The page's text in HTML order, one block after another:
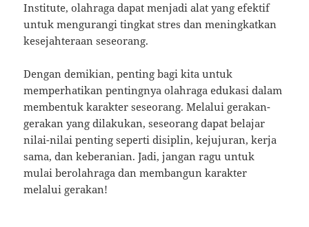
Institute, olahraga dapat menjadi alat yang efektif
untuk mengurangi tingkat stres dan meningkatkan
kesejahteraan seseorang.
Dengan demikian, penting bagi kita untuk
memperhatikan pentingnya olahraga edukasi dalam
membentuk karakter seseorang. Melalui gerakan-
gerakan yang dilakukan, seseorang dapat belajar
nilai-nilai penting seperti disiplin, kejujuran, kerja
sama, dan keberanian. Jadi, jangan ragu untuk
mulai berolahraga dan membangun karakter
melalui gerakan!